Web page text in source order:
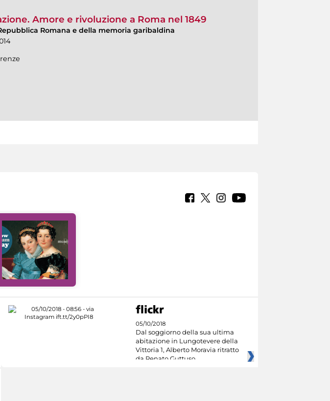
Amore e rivoluzione a Roma nel 1849
Romana e della memoria garibaldina
05/10/2018
Dal soggiorno della sua ultima
abitazione in Lungotevere della
Vittoria 1, Alberto Moravia ritratto
da Renato Guttuso